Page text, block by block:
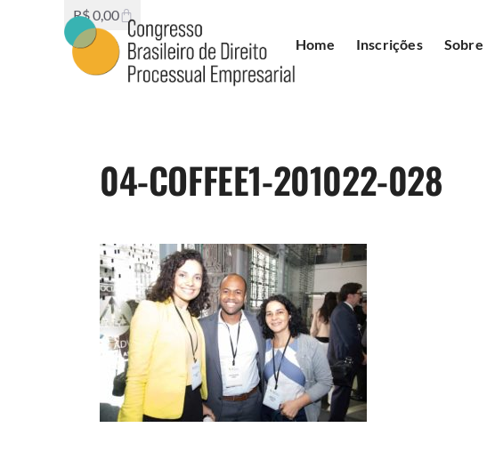
R$0,00
Home
Inscrições Sobre
04-COFFEE1-201022-028